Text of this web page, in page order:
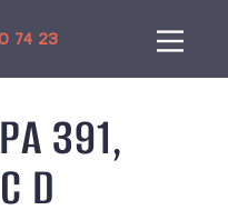
74 23
391,
D